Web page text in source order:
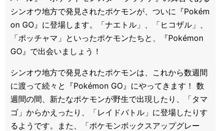
シンオウ地方で発見されたポケモンが、ついに『Pokém
on GO』に登場します。「ナエトル」、「ヒコザル」、
「ポッチャマ」といったポケモンたちと、『Pokémon
GO』で出会いましょう！
シンオウ地方で発見されたポケモンは、これから数週間
に渡って続々と『Pokémon GO』にやってきます！ 数
週間の間、新たなポケモンが野生で出現したり、「タマ
ゴ」からかえったり、「レイドバトル」に登場したりす
るようです。また、「ポケモンボックスアップグレー